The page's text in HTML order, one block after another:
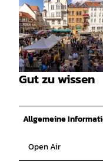
© Hann. Münden Marketing GmbH
© Hann. Münden Marketing GmbH,
Gut zu wissen
Allgemeine
Open Air